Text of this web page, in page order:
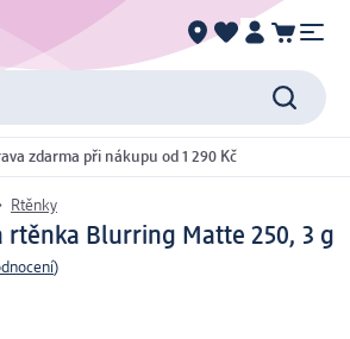
zdarma při nákupu od 1 290 Kč
Rtěnky
rtěnka Blurring Matte 250, 3 g
)